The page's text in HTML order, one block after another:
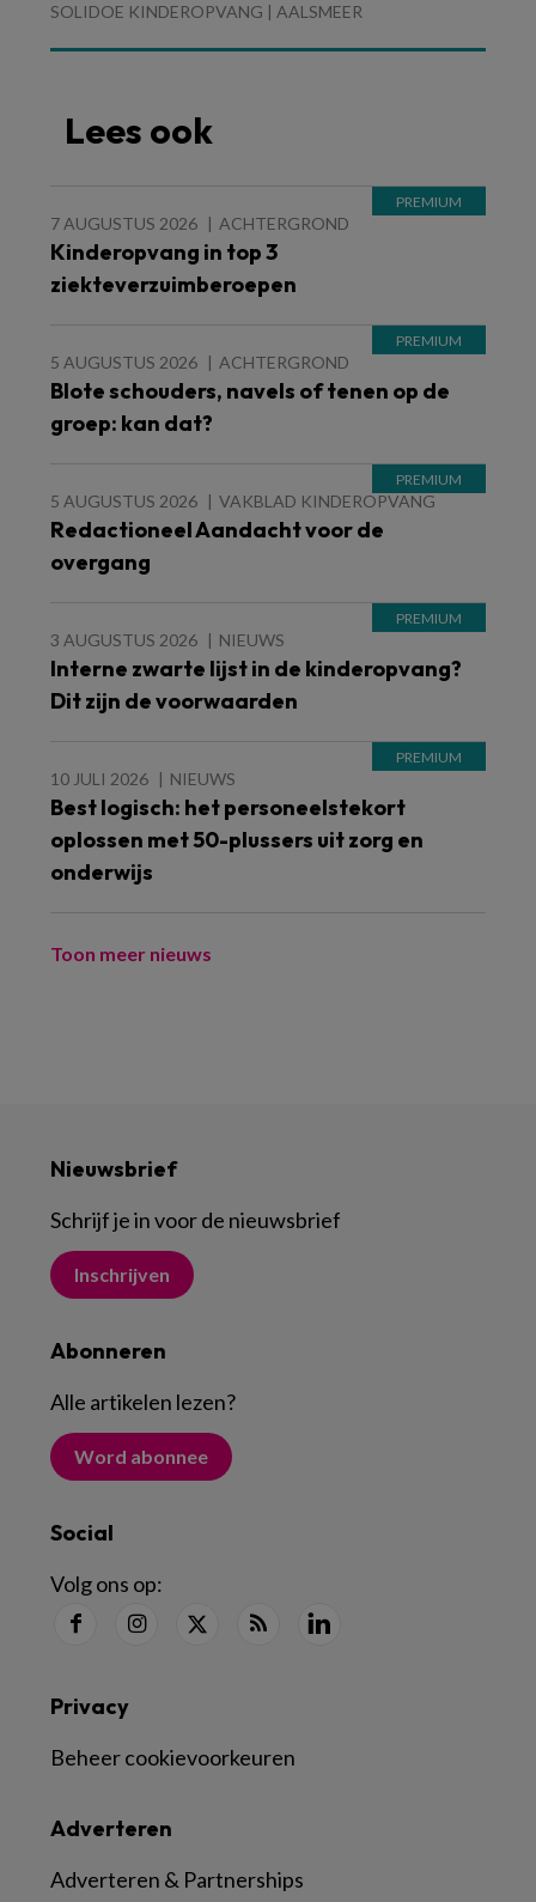
SOLIDOE KINDEROPVANG | AALSMEER
Lees ook
7 AUGUSTUS 2026 ACHTERGROND
Kinderopvang in top 3
ziekteverzuimberoepen
5 AUGUSTUS 2026 ACHTERGROND
Blote schouders, navels of tenen op de
groep: kan dat?
5 AUGUSTUS 2026 VAKBLAD KINDEROPVANG
Redactioneel Aandacht voor de
overgang
3 AUGUSTUS 2026 NIEUWS
Interne zwarte lijst in de kinderopvang?
Dit zijn de voorwaarden
10 JULI 2026 NIEUWS
Best logisch: het personeelstekort
oplossen met 50-plussers uit zorg en
onderwijs
Toon meer nieuws
Nieuwsbrief
Schrijf je in voor de nieuwsbrief
Inschrijven
Abonneren
Alle artikelen lezen?
Word abonnee
Social
Volg ons op:
Adverteren
Adverteren & Partnerships
Privacy
Beheer cookievoorkeuren